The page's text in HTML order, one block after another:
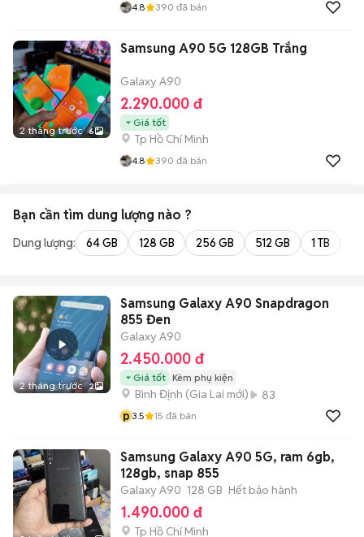
4.8 390 đã bán
2 tháng trước 6
Samsung A90 5G 128GB Trắng
Galaxy A90
2.290.000 đ
Giá tốt
Tp Hồ Chí Minh
4.8 390 đã bán
Bạn cần tìm dung lượng nào ?
Dung lượng: 64 GB 128 GB 256 GB 512 GB 1 TB
2 tháng trước 2
Samsung Galaxy A90 Snapdragon
855 Đen
Galaxy A90
2.450.000 đ
Giá tốt Kèm phụ kiện
Bình Định (Gia Lai mới)
83
p3.5 15 đã bán
Samsung Galaxy A90 5G, ram 6gb,
128gb, snap 855
Galaxy A90 128 GB Hết bảo hành
1.490.000 đ
Tp Hồ Chí Minh